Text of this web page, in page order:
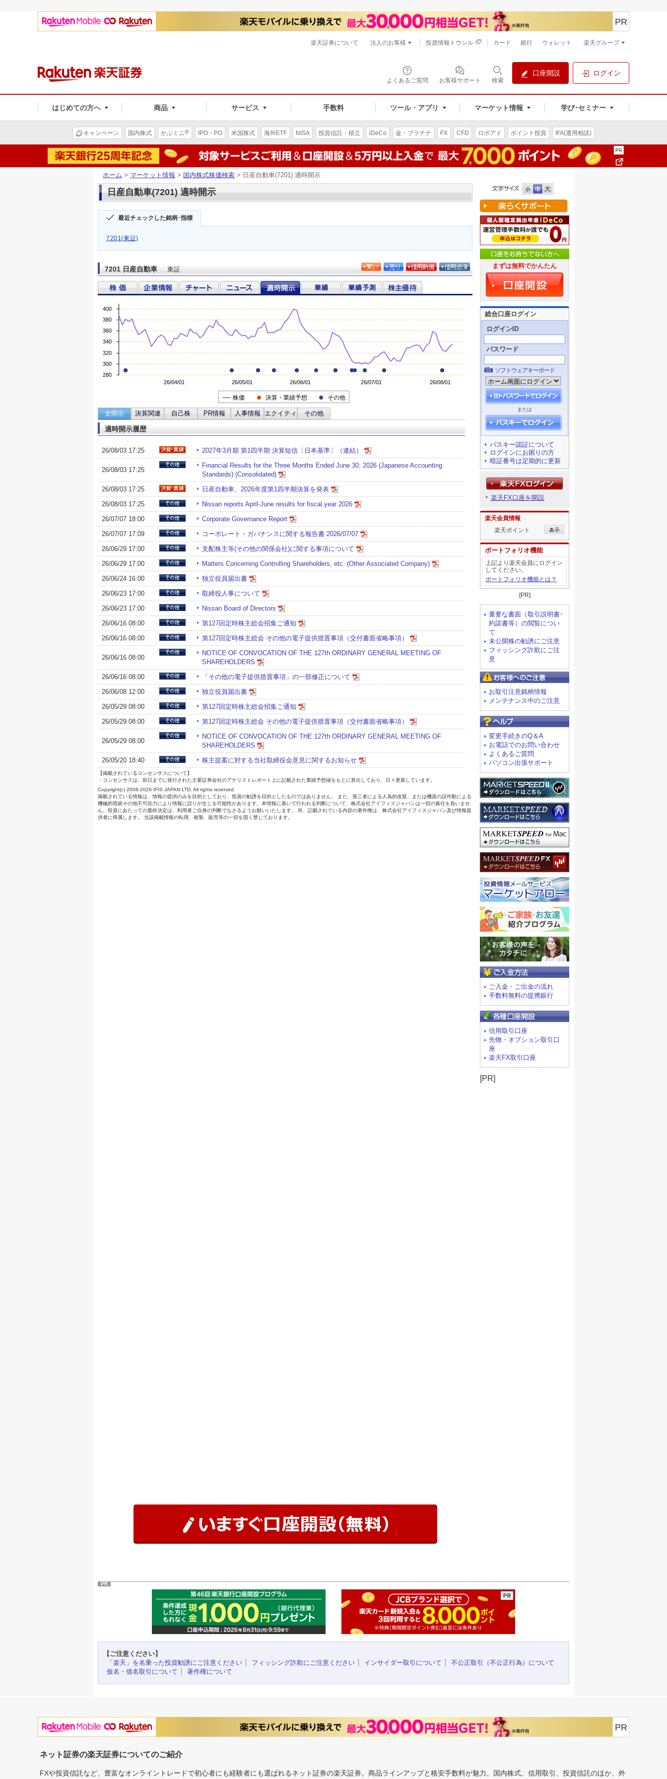
よくあるご質問 お客様サポート 検索
口座開設 ログイン
はじめての方へ 商品 サービス 手数料 ツール・アプリ マーケット情報 学び･セミナー
PR
楽天証券について 法人のお客様 投資情報トウシル カード 銀行 ウォレット 楽天グループ
キャンペーン 国内株式 かぶミニ® IPO・PO 米国株式 海外ETF NISA 投資信託・積立 iDeCo 金・プラチナ FX CFD ロボアド ポイント投資 IFA(運用相談)
ホーム > マーケット情報 > 国内株式株価検索 > 日産自動車(7201) 適時開示
日産自動車(7201) 適時開示
最近チェックした銘柄･指標
7201(東証)
7201 日産自動車 東証 まずは無料でかんたん
総合口座ログイン
ログインID
パスワード
ソフトウェアキーボード
または
パスキー認証について
ログインにお困りの方
暗証番号は定期的に更新
楽天FX口座を開設
楽天会員情報
楽天ポイント
ポートフォリオ機能
上記より楽天会員にログイン
してください。
ポートフォリオ機能とは？
[PR]
重要な書面（取引説明書･
約諾書等）の閲覧につい
て
未公開株の勧誘にご注意
フィッシング詐欺にご注
意
お取引注意銘柄情報
メンテナンス中のご注意
変更手続きのQ＆A
お電話でのお問い合わせ
よくあるご質問
パソコン出張サポート
ご入金・ご出金の流れ
手数料無料の提携銀行
信用取引口座
先物・オプション取引口
座
楽天FX取引口座
[PR]
PR
【ご注意ください】
「楽天」を名乗った投資勧誘にご注意ください
フィッシング詐欺にご注意ください インサイダー取引について
不公正取引（不公正行為）について
仮名・借名取引について
著作権について
PR
ネット証券の楽天証券についてのご紹介
FXや投資信託など、豊富なオンライントレードで初心者にも経験者にも選ばれるネット証券の楽天証券。商品ラインアップと格安手数料が魅力。国内株式、信用取引、投資信託のほか、外